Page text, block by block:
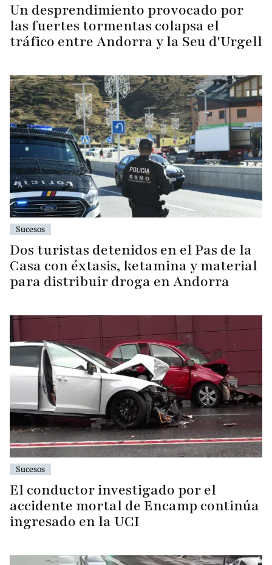
Un desprendimiento provocado por
las fuertes tormentas colapsa el
tráfico entre Andorra y la Seu d'Urgell
Sucesos
Dos turistas detenidos en el Pas de la
Casa con éxtasis, ketamina y material
para distribuir droga en Andorra
Sucesos
El conductor investigado por el
accidente mortal de Encamp continúa
ingresado en la UCI